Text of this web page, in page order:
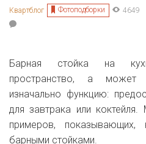
Квартблог Фотоподборки 4649
Барная стойка на
пространство, а может
изначально функцию:
для завтрака или
примеров,
барными стойками.